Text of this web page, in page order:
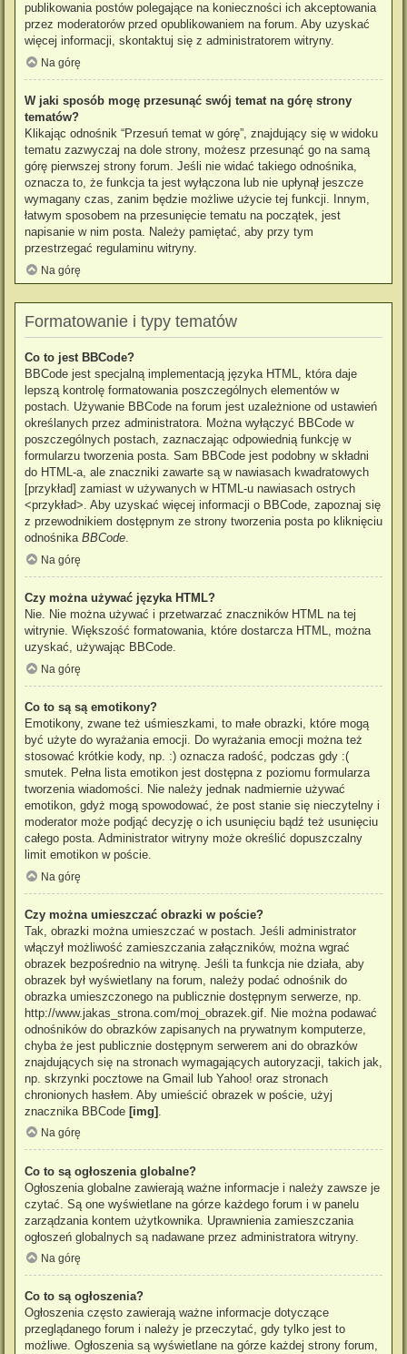
publikowania postów polegające na konieczności ich akceptowania
przez moderatorów przed opublikowaniem na forum. Aby uzyskać
więcej informacji, skontaktuj się z administratorem witryny.
Na górę
W jaki sposób mogę przesunąć swój temat na górę strony
tematów?
Klikając odnośnik “Przesuń temat w górę”, znajdujący się w widoku
tematu zazwyczaj na dole strony, możesz przesunąć go na samą
górę pierwszej strony forum. Jeśli nie widać takiego odnośnika,
oznacza to, że funkcja ta jest wyłączona lub nie upłynął jeszcze
wymagany czas, zanim będzie możliwe użycie tej funkcji. Innym,
łatwym sposobem na przesunięcie tematu na początek, jest
napisanie w nim posta. Należy pamiętać, aby przy tym
przestrzegać regulaminu witryny.
Na górę
Formatowanie i typy tematów
Co to jest BBCode?
BBCode jest specjalną implementacją języka HTML, która daje
lepszą kontrolę formatowania poszczególnych elementów w
postach. Używanie BBCode na forum jest uzależnione od ustawień
określanych przez administratora. Można wyłączyć BBCode w
poszczególnych postach, zaznaczając odpowiednią funkcję w
formularzu tworzenia posta. Sam BBCode jest podobny w składni
do HTML-a, ale znaczniki zawarte są w nawiasach kwadratowych
[przykład] zamiast w używanych w HTML-u nawiasach ostrych
<przykład>. Aby uzyskać więcej informacji o BBCode, zapoznaj się
z przewodnikiem dostępnym ze strony tworzenia posta po kliknięciu
odnośnika BBCode.
Na górę
Czy można używać języka HTML?
Nie. Nie można używać i przetwarzać znaczników HTML na tej
witrynie. Większość formatowania, które dostarcza HTML, można
uzyskać, używając BBCode.
Na górę
Co to są są emotikony?
Emotikony, zwane też uśmieszkami, to małe obrazki, które mogą
być użyte do wyrażania emocji. Do wyrażania emocji można też
stosować krótkie kody, np. :) oznacza radość, podczas gdy :(
smutek. Pełna lista emotikon jest dostępna z poziomu formularza
tworzenia wiadomości. Nie należy jednak nadmiernie używać
emotikon, gdyż mogą spowodować, że post stanie się nieczytelny i
moderator może podjąć decyzję o ich usunięciu bądź też usunięciu
całego posta. Administrator witryny może określić dopuszczalny
limit emotikon w poście.
Na górę
Czy można umieszczać obrazki w poście?
Tak, obrazki można umieszczać w postach. Jeśli administrator
włączył możliwość zamieszczania załączników, można wgrać
obrazek bezpośrednio na witrynę. Jeśli ta funkcja nie działa, aby
obrazek był wyświetlany na forum, należy podać odnośnik do
obrazka umieszczonego na publicznie dostępnym serwerze, np.
http://www.jakas_strona.com/moj_obrazek.gif. Nie można podawać
odnośników do obrazków zapisanych na prywatnym komputerze,
chyba że jest publicznie dostępnym serwerem ani do obrazków
znajdujących się na stronach wymagających autoryzacji, takich jak,
np. skrzynki pocztowe na Gmail lub Yahoo! oraz stronach
chronionych hasłem. Aby umieścić obrazek w poście, użyj
znacznika BBCode [img]
Na górę
Co to są ogłoszenia globalne?
Ogłoszenia globalne zawierają ważne informacje i należy zawsze je
czytać. Są one wyświetlane na górze każdego forum i w panelu
zarządzania kontem użytkownika. Uprawnienia zamieszczania
ogłoszeń globalnych są nadawane przez administratora witryny.
Na górę
Co to są ogłoszenia?
Ogłoszenia często zawierają ważne informacje dotyczące
przeglądanego forum i należy je przeczytać, gdy tylko jest to
możliwe. Ogłoszenia są wyświetlane na górze każdej strony forum,